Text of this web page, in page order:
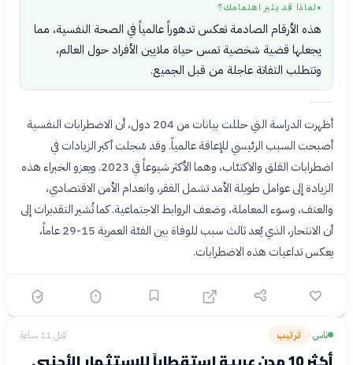
● لماذا قد يثير اهتمامك؟
هذه الأرقام الصادمة تعكس تدهوراً عالمياً في الصحة النفسية، مما
يجعلها قضية شخصية تمس حياة ملايين الأفراد حول العالم،
وتتطلب التفاتة عاجلة من قبل الجميع.
أظهرت الدراسة التي حللت بيانات من 204 دول، أن الاضطرابات النفسية
أصبحت السبب الرئيسي للإعاقة عالمياً. وقد سُجلت أكبر الزيادات في
اضطرابات القلق والاكتئاب، وهما الأكثر شيوعاً في 2023. ويعزو الخبراء هذه
الزيادة إلى عوامل طويلة الأمد تشمل الفقر، وانعدام الأمن الاقتصادي،
والعنف، وسوء المعاملة، وضعف الروابط الاجتماعية. كما تُشير التقديرات إلى
أن الانتحار، الذي يُعد ثالث سبب للوفاة بين الفئة العمرية 15-29 عاماً،
يعكس تداعيات هذه الاضطرابات.
ناس› ترتيب قبل 11 ساعة